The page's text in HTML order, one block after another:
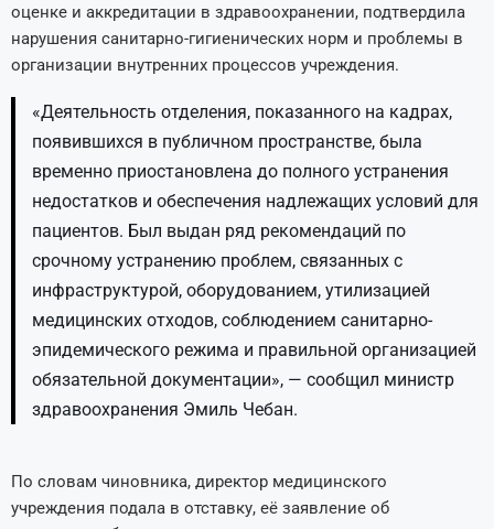
оценке и аккредитации в здравоохранении, подтвердила
нарушения санитарно-гигиенических норм и проблемы в
организации внутренних процессов учреждения.
«Деятельность отделения, показанного на кадрах,
появившихся в публичном пространстве, была
временно приостановлена до полного устранения
недостатков и обеспечения надлежащих условий для
пациентов. Был выдан ряд рекомендаций по
срочному устранению проблем, связанных с
инфраструктурой, оборудованием, утилизацией
медицинских отходов, соблюдением санитарно-
эпидемического режима и правильной организацией
обязательной документации», — сообщил министр
здравоохранения Эмиль Чебан.
По словам чиновника, директор медицинского
учреждения подала в отставку, её заявление об